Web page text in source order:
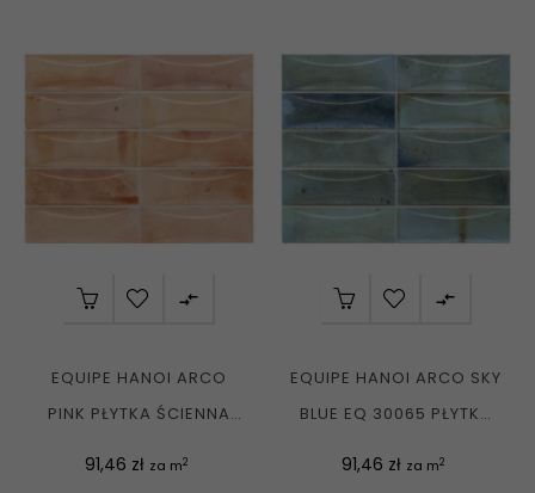

EQUIPE HANOI ARCO
PINK PŁYTKA ŚCIENNA
Cena
91,46 zł za m2

EQUIPE HANOI ARCO SKY
BLUE EQ 30065 PŁYTKA
Cena
91,46 zł za m2